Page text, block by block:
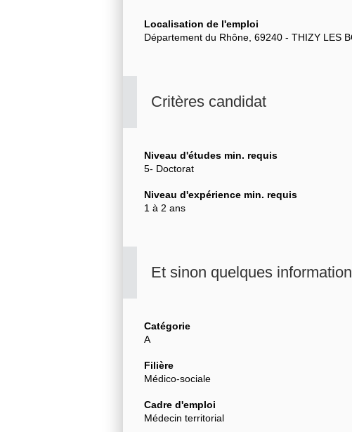
Localisation de l'emploi
Département du Rhône, 69240 - THIZY LES
Critères candidat
Niveau d'études min. requis
5- Doctorat
Niveau d'expérience min. requis
1 à 2 ans
Et sinon quelques
Catégorie
A
Filière
Médico-sociale
Cadre d'emploi
Médecin territorial